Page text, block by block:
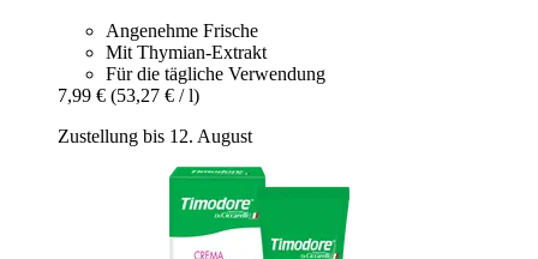
Angenehme Frische
Mit Thymian-Extrakt
Für die tägliche Verwendung
7,99 € (53,27 € / l)
Zustellung bis 12. August